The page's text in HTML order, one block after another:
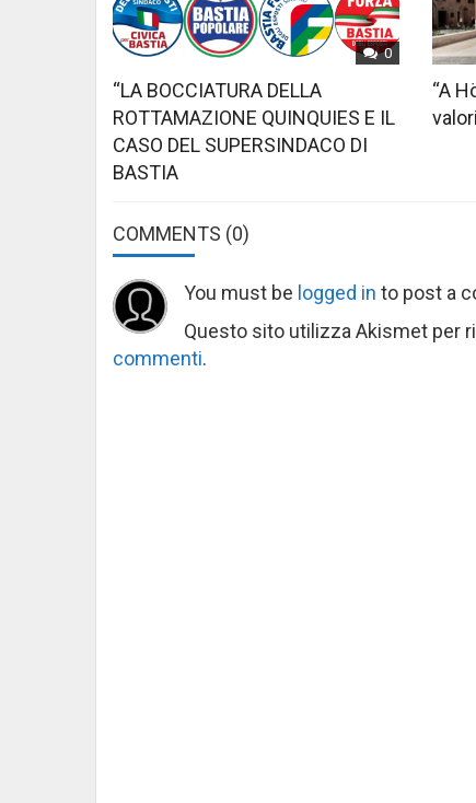
0
“LA BOCCIATURA DELLA
ROTTAMAZIONE QUINQUIES E IL
CASO DEL SUPERSINDACO DI
BASTIA
“A
COMMENTS (0)
You must be logged in to post a
Questo sito utilizza Akismet per
commenti.